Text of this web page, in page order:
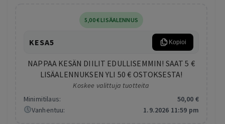
5 ,00€LISÄALENNUS
KESA5 Kopioi
NAPPAA KESÄN DIILIT EDULLISEMMIN! SAAT 5 €
LISÄALENNUKSEN YLI 50 € OSTOKSESTA!
Koskee valittuja tuotteita
Minimitilaus:
50,00 €
Vanhentuu:
1.9.2026 11:59 pm